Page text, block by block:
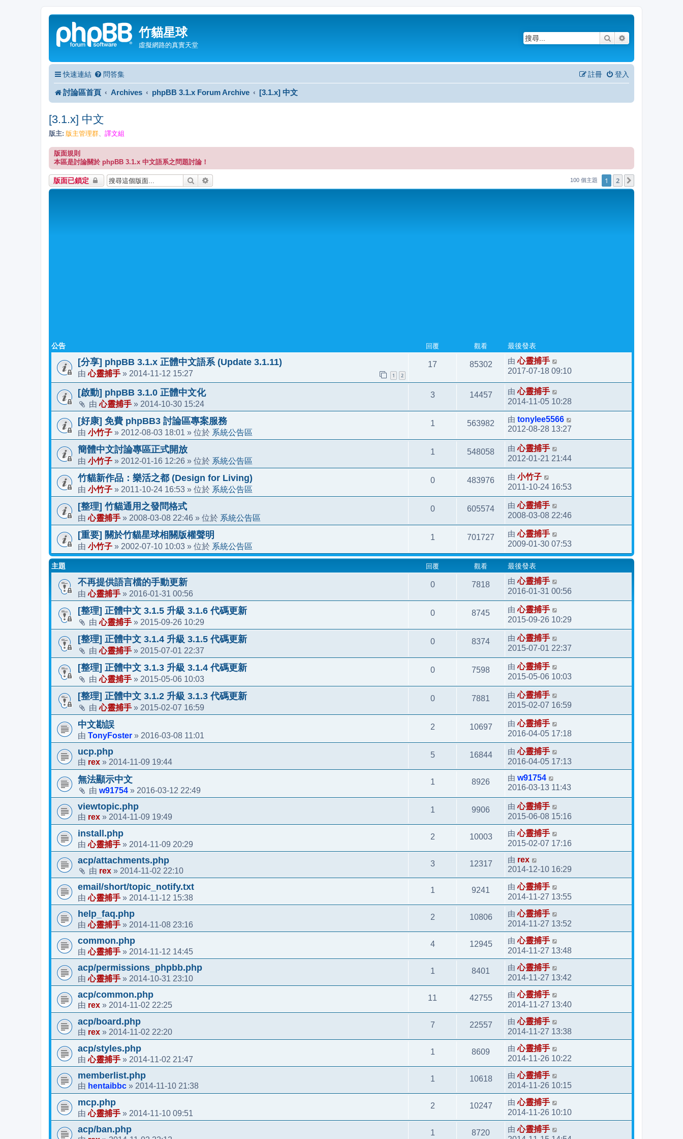
竹貓星球
虛擬網路的真實天堂
搜尋
快速連結 問答集 登入
註冊
討論區首頁 Archives phpBB 3.1.x Forum Archive [3.1.x] 中文
[3.1.x] 中文
版主: 版主管理群 譯文組
版面規則
本區是討論關於 phpBB 3.1.x 中文語系之問題討論！
版面已鎖定 搜尋 100 個主題 1 2
公告 回覆 觀看 最後發表
[分享] phpBB 3.1.x 正體中文語系 (Update 3.1.11)
由心靈捕手 » 2014-11-12 15:27 1 2
17 85302 由心靈捕手
2017-07-18 09:10
[啟動] phpBB 3.1.0 正體中文化
由心靈捕手 » 2014-10-30 15:24
3 14457 由心靈捕手
2014-11-05 10:28
[好康] 免費 phpBB3 討論區專案服務
由 小竹子 » 2012-08-03 18:01 » 位於 系統公告區
1 563982 由 tonylee5566
2012-08-28 13:27
簡體中文討論專區正式開放
由 小竹子 » 2012-01-16 12:26 » 位於 系統公告區
1 548058 由心靈捕手
2012-01-21 21:44
竹貓新作品：樂活之都 (Design for Living)
由 小竹子 » 2011-10-24 16:53 » 位於 系統公告區
0 483976 由 小竹子
2011-10-24 16:53
[整理] 竹貓通用之發問格式
由心靈捕手 » 2008-03-08 22:46 » 位於 系統公告區
0 605574 由心靈捕手
2008-03-08 22:46
[重要] 關於竹貓星球相關版權聲明
由 小竹子 » 2002-07-10 10:03 » 位於 系統公告區
1 701727 由心靈捕手
2009-01-30 07:53
主題 回覆 觀看 最後發表
不再提供語言檔的手動更新
由心靈捕手 » 2016-01-31 00:56
0 7818 由心靈捕手
2016-01-31 00:56
[整理] 正體中文 3.1.5 升級 3.1.6 代碼更新
由心靈捕手 » 2015-09-26 10:29
0 8745 由心靈捕手
2015-09-26 10:29
[整理] 正體中文 3.1.4 升級 3.1.5 代碼更新
由心靈捕手 » 2015-07-01 22:37
0 8374 由心靈捕手
2015-07-01 22:37
[整理] 正體中文 3.1.3 升級 3.1.4 代碼更新
由心靈捕手 » 2015-05-06 10:03
0 7598 由心靈捕手
2015-05-06 10:03
[整理] 正體中文 3.1.2 升級 3.1.3 代碼更新
由心靈捕手 » 2015-02-07 16:59
0 7881 由心靈捕手
2015-02-07 16:59
中文勘誤
由 TonyFoster » 2016-03-08 11:01
2 10697 由心靈捕手
2016-04-05 17:18
ucp.php
由 rex » 2014-11-09 19:44
5 16844 由心靈捕手
2016-04-05 17:13
無法顯示中文
由 w91754 » 2016-03-12 22:49
1 8926 由 w91754
2016-03-13 11:43
viewtopic.php
由 rex » 2014-11-09 19:49
1 9906 由心靈捕手
2015-06-08 15:16
install.php
由心靈捕手 » 2014-11-09 20:29
2 10003 由心靈捕手
2015-02-07 17:16
acp/attachments.php
由 rex » 2014-11-02 22:10
3 12317 由 rex
2014-12-10 16:29
email/short/topic_notify.txt
由心靈捕手 » 2014-11-12 15:38
1 9241 由心靈捕手
2014-11-27 13:55
help_faq.php
由心靈捕手 » 2014-11-08 23:16
2 10806 由心靈捕手
2014-11-27 13:52
common.php
由心靈捕手 » 2014-11-12 14:45
4 12945 由心靈捕手
2014-11-27 13:48
acp/permissions_phpbb.php
由心靈捕手 » 2014-10-31 23:10
1 8401 由心靈捕手
2014-11-27 13:42
acp/common.php
由 rex » 2014-11-02 22:25
11 42755 由心靈捕手
2014-11-27 13:40
acp/board.php
由 rex » 2014-11-02 22:20
7 22557 由心靈捕手
2014-11-27 13:38
acp/styles.php
由心靈捕手 » 2014-11-02 21:47
1 8609 由心靈捕手
2014-11-26 10:22
memberlist.php
由 hentaibbc » 2014-11-10 21:38
1 10618 由心靈捕手
2014-11-26 10:15
mcp.php
由心靈捕手 » 2014-11-10 09:51
2 10247 由心靈捕手
2014-11-26 10:10
acp/ban.php 1 8720 由心靈捕手